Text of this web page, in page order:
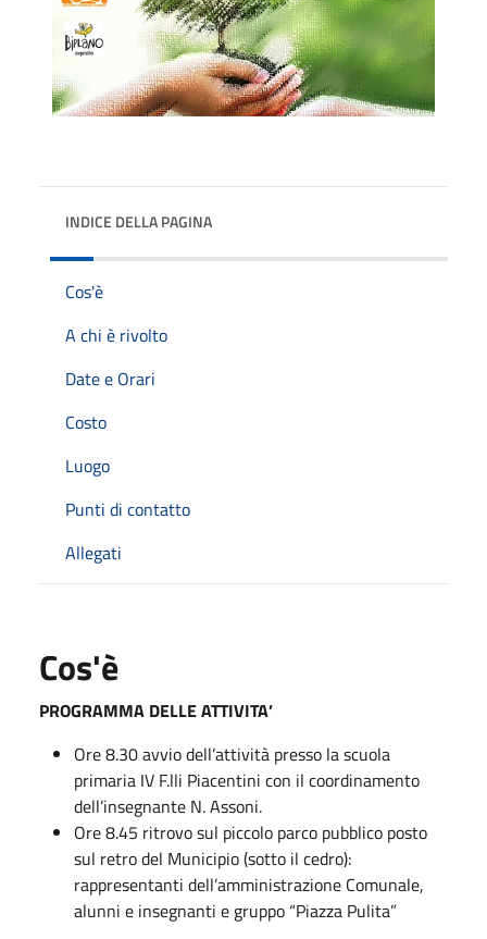
INDICE DELLA PAGINA
Cos'è
A chi è rivolto
Date e Orari
Costo
Luogo
Punti di contatto
Allegati
Cos'è
PROGRAMMA DELLE ATTIVITA’
Ore 8.30 avvio dell’attività presso la scuola
primaria IV F.lli Piacentini con il coordinamento
dell’insegnante N. Assoni.
Ore 8.45 ritrovo sul piccolo parco pubblico posto
sul retro del Municipio (sotto il cedro):
rappresentanti dell’amministrazione Comunale,
alunni e insegnanti e gruppo “Piazza Pulita”